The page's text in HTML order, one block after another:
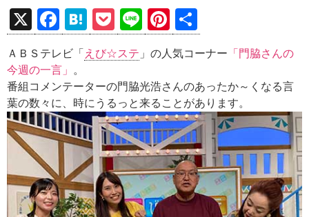
X
F
a
ce
b
o
o
k
H
at
e
n
a
P
o
ck
et
Li
n
e
Pi
nt
er
es
t
有
ＡＢＳテレビ「 えび☆ステ 」の人気コーナー 「門脇さんの
今週の一言」 。
番組コメンテーターの門脇光浩さんのあったか～くなる言
葉の数々に、時にうるっと来ることがあります。